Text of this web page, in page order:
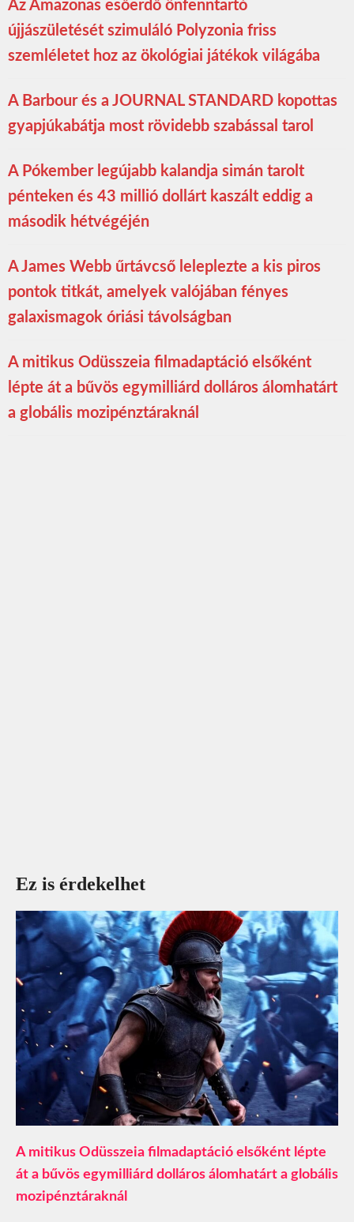
Az Amazonas esőerdő önfenntartó
újjászületését szimuláló Polyzonia friss
szemléletet hoz az ökológiai játékok világába
A Barbour és a JOURNAL STANDARD kopottas
gyapjúkabátja most rövidebb szabással tarol
A Pókember legújabb kalandja simán tarolt
pénteken és 43 millió dollárt kaszált eddig a
második hétvégéjén
A James Webb űrtávcső leleplezte a kis piros
pontok titkát, amelyek valójában fényes
galaxismagok óriási távolságban
A mitikus Odüsszeia filmadaptáció elsőként
lépte át a bűvös egymilliárd dolláros álomhatárt
a globális mozipénztáraknál
Ez is érdekelhet
A mitikus Odüsszeia filmadaptáció elsőként lépte
át a bűvös egymilliárd dolláros álomhatárt a globális
mozipénztáraknál